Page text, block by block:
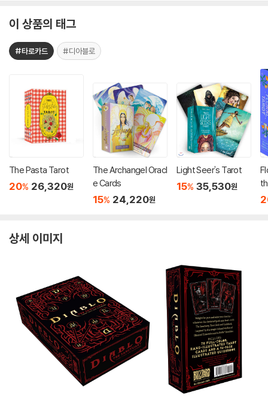
이 상품의 태그
#타로카드 #디아블로
The Pasta Tarot
20% 26,320원
The Archangel Oracl
e Cards
15% 24,220원
Light Seer's Tarot
15% 35,530원
상세 이미지